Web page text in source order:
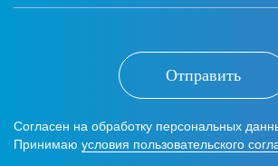
Отправить
Согласен на обработку персональных
Принимаю условия пользовательского